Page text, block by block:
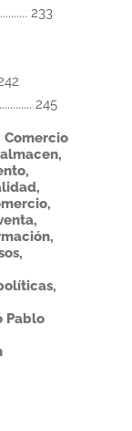
233
245
Comercio
almacen,
,
,
,
,
,
,
,
Pablo